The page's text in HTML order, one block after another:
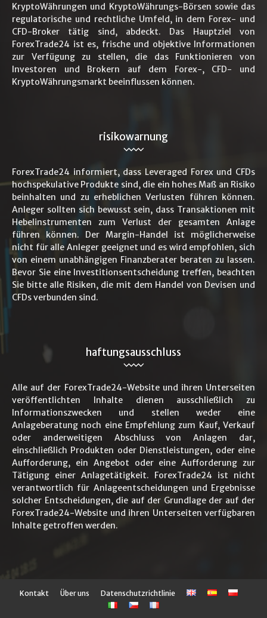
KryptoWährungen und KryptoWährungs-Börsen sowie das
regulatorische und rechtliche Umfeld, in dem Forex- und
CFD-Broker tätig sind, abdeckt. Das Hauptziel von
ForexTrade24 ist es, frische und objektive Informationen
zur Verfügung zu stellen, die das Funktionieren von
Investoren und Brokern auf dem Forex-, CFD- und
KryptoWährungsmarkt beeinflussen können.
risikowarnung
ForexTrade24 informiert, dass Leveraged Forex und CFDs
hochspekulative Produkte sind, die ein hohes Maß an Risiko
beinhalten und zu erheblichen Verlusten führen können.
Anleger sollten sich bewusst sein, dass Transaktionen mit
Hebelinstrumenten zum Verlust der gesamten Anlage
führen können. Der Margin-Handel ist möglicherweise
nicht für alle Anleger geeignet und es wird empfohlen, sich
von einem unabhängigen Finanzberater beraten zu lassen.
Bevor Sie eine Investitionsentscheidung treffen, beachten
Sie bitte alle Risiken, die mit dem Handel von Devisen und
CFDs verbunden sind.
haftungsausschluss
Alle auf der ForexTrade24-Website und ihren Unterseiten
veröffentlichten Inhalte dienen ausschließlich zu
Informationszwecken und stellen weder eine
Anlageberatung noch eine Empfehlung zum Kauf, Verkauf
oder anderweitigen Abschluss von Anlagen dar,
einschließlich Produkten oder Dienstleistungen, oder eine
Aufforderung, ein Angebot oder eine Aufforderung zur
Tätigung einer Anlagetätigkeit. ForexTrade24 ist nicht
verantwortlich für Anlageentscheidungen und Ergebnisse
solcher Entscheidungen, die auf der Grundlage der auf der
ForexTrade24-Website und ihren Unterseiten verfügbaren
Inhalte getroffen werden.
Kontakt Über uns Datenschutzrichtlinie